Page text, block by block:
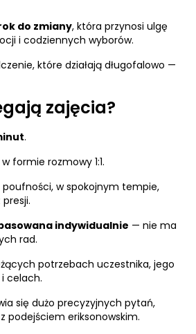
do zmiany, która przynosi ulgę
i codziennych wyborów.
które działają długofalowo —
zajęcia?
.
w formie rozmowy 1:1.
poufności, w spokojnym tempie,
indywidualnie — nie ma
rad.
potrzebach uczestnika, jego
celach.
się dużo precyzyjnych pytań,
podejściem eriksonowskim.